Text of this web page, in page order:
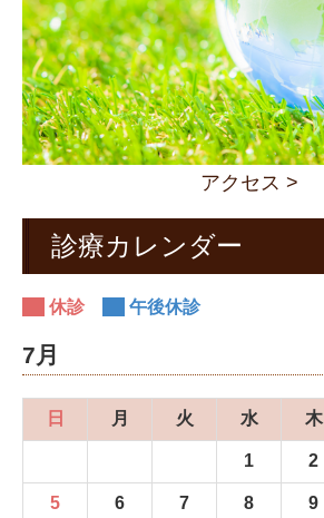
アクセス >
診療カレンダー
休診 午後休診
7月
日 月 火 水 木
1 2
5 6 7 8 9